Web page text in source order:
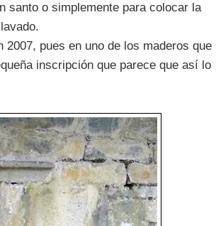
santo o simplemente para colocar la
2007, pues en uno de los maderos que
inscripción que parece que así lo